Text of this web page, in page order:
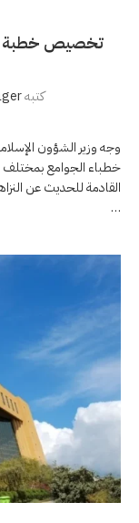
تخصيص خطبة
كتبه
وجه وزير الشؤون
خطباء الجوامع
القادمة للحديث عن
…